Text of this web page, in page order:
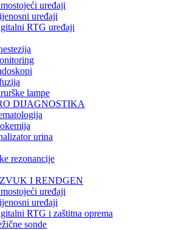
uređaji
uređaji
RTG uređaji
lampe
DIJAGNOSTIKA
urina
rezonancije
I RENDGEN
uređaji
uređaji
RTG i zaštitna oprema
sonde